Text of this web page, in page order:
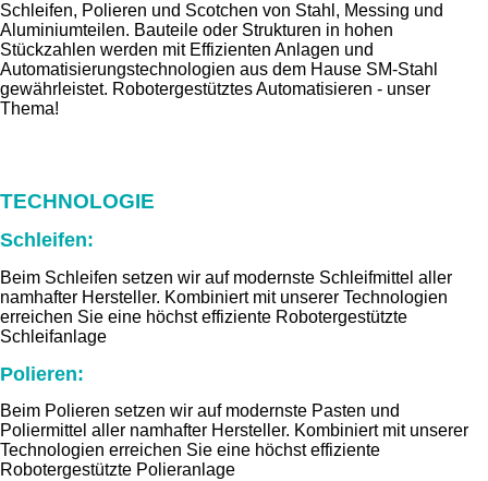
Schleifen, Polieren und Scotchen von Stahl, Messing und
Aluminiumteilen. Bauteile oder Strukturen in hohen
Stückzahlen werden mit Effizienten Anlagen und
Automatisierungstechnologien aus dem Hause SM-Stahl
gewährleistet. Robotergestütztes Automatisieren - unser
Thema!
TECHNOLOGIE
Schleifen:
Beim Schleifen setzen wir auf modernste Schleifmittel aller
namhafter Hersteller. Kombiniert mit unserer Technologien
erreichen Sie eine höchst effiziente Robotergestützte
Schleifanlage
Polieren:
Beim Polieren setzen wir auf modernste Pasten und
Poliermittel aller namhafter Hersteller. Kombiniert mit unserer
Technologien erreichen Sie eine höchst effiziente
Robotergestützte Polieranlage